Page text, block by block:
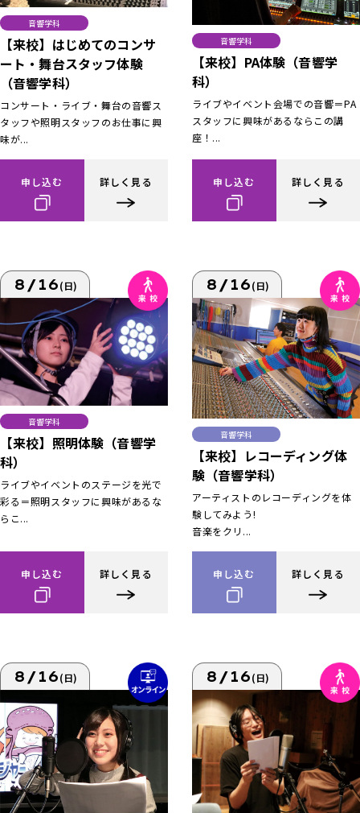
音響学科
【来校】はじめてのコンサ
ート・舞台スタッフ体験
（音響学科）
コンサート・ライブ・舞台の音響ス
タッフや照明スタッフのお仕事に興
味が...
申し込む 詳しく見る
音響学科
【来校】PA体験（音響学
科）
ライブやイベント会場での音響＝PA
スタッフに興味があるならこの講
座！...
申し込む 詳しく見る
8/16(日)
音響学科
【来校】照明体験（音響学
科）
ライブやイベントのステージを光で
彩る＝照明スタッフに興味があるな
らこ...
申し込む 詳しく見る
8/16(日)
音響学科
【来校】レコーディング体
験（音響学科）
アーティストのレコーディングを体
験してみよう!
音楽をクリ...
申し込む 詳しく見る
8/16(日) 8/16(日)